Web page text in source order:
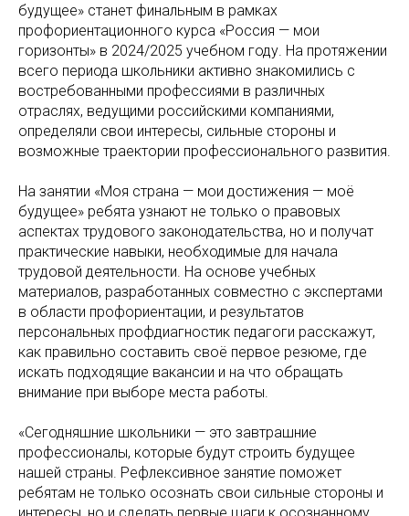
будущее» станет финальным в рамках
профориентационного курса «Россия — мои
горизонты» в 2024/2025 учебном году. На протяжении
всего периода школьники активно знакомились с
востребованными профессиями в различных
отраслях, ведущими российскими компаниями,
определяли свои интересы, сильные стороны и
возможные траектории профессионального развития.
На занятии «Моя страна — мои достижения — моё
будущее» ребята узнают не только о правовых
аспектах трудового законодательства, но и получат
практические навыки, необходимые для начала
трудовой деятельности. На основе учебных
материалов, разработанных совместно с экспертами
в области профориентации, и результатов
персональных профдиагностик педагоги расскажут,
как правильно составить своё первое резюме, где
искать подходящие вакансии и на что обращать
внимание при выборе места работы.
«Сегодняшние школьники — это завтрашние
профессионалы, которые будут строить будущее
нашей страны. Рефлексивное занятие поможет
ребятам не только осознать свои сильные стороны и